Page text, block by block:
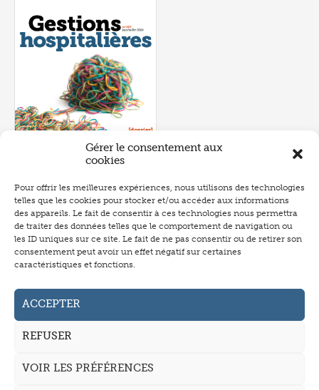
Gérer le consentement aux
cookies
Pour offrir les meilleures expériences, nous utilisons des technologies
telles que les cookies pour stocker et/ou accéder aux informations
des appareils. Le fait de consentir à ces technologies nous permettra
de traiter des données telles que le comportement de navigation ou
les ID uniques sur ce site. Le fait de ne pas consentir ou de retirer son
consentement peut avoir un effet négatif sur certaines
caractéristiques et fonctions.
ACCEPTER
REFUSER
VOIR LES PRÉFÉRENCES
Numéro 657- juin 2026
Annonceurs
Auteurs
Mentions légales